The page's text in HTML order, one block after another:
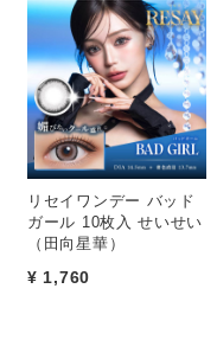
リセイワンデー バッド
ガール 10枚入 せいせい
（田向星華）
¥ 1,760